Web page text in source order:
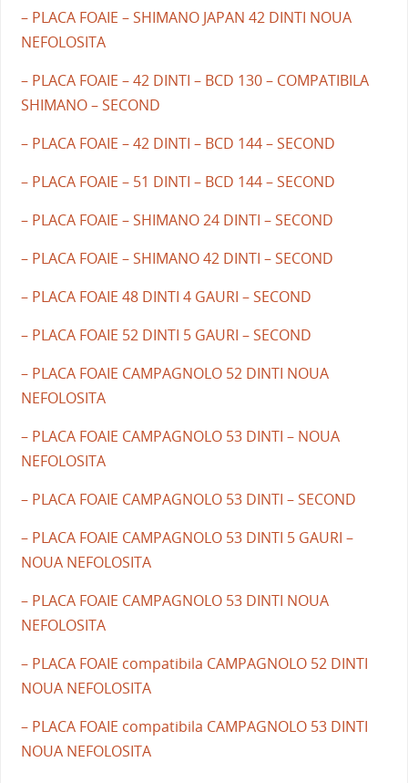
– PLACA FOAIE – SHIMANO JAPAN 42 DINTI NOUA
NEFOLOSITA
– PLACA FOAIE – 42 DINTI – BCD 130 – COMPATIBILA
SHIMANO – SECOND
– PLACA FOAIE – 42 DINTI – BCD 144 – SECOND
– PLACA FOAIE – 51 DINTI – BCD 144 – SECOND
– PLACA FOAIE – SHIMANO 24 DINTI – SECOND
– PLACA FOAIE – SHIMANO 42 DINTI – SECOND
– PLACA FOAIE 48 DINTI 4 GAURI – SECOND
– PLACA FOAIE 52 DINTI 5 GAURI – SECOND
– PLACA FOAIE CAMPAGNOLO 52 DINTI NOUA
NEFOLOSITA
– PLACA FOAIE CAMPAGNOLO 53 DINTI – NOUA
NEFOLOSITA
– PLACA FOAIE CAMPAGNOLO 53 DINTI – SECOND
– PLACA FOAIE CAMPAGNOLO 53 DINTI 5 GAURI –
NOUA NEFOLOSITA
– PLACA FOAIE CAMPAGNOLO 53 DINTI NOUA
NEFOLOSITA
– PLACA FOAIE compatibila CAMPAGNOLO 52 DINTI
NOUA NEFOLOSITA
– PLACA FOAIE compatibila CAMPAGNOLO 53 DINTI
NOUA NEFOLOSITA